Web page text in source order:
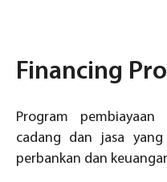
Financing
Program
cadang dan jasa
perbankan dan